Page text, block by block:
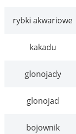
rybki akwariowe
kakadu
glonojady
glonojad
bojownik